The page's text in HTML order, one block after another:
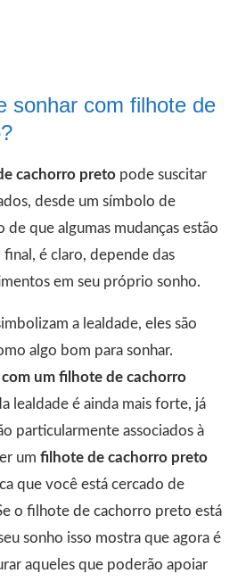
sonhar com filhote de
cachorro preto pode suscitar
desde um símbolo de
de que algumas mudanças estão
é claro, depende das
em seu próprio sonho.
a lealdade, eles são
algo bom para sonhar.
um filhote de cachorro
lealdade é ainda mais forte, já
particularmente associados à
um filhote de cachorro preto
que você está cercado de
o filhote de cachorro preto está
sonho isso mostra que agora é
aqueles que poderão apoiar